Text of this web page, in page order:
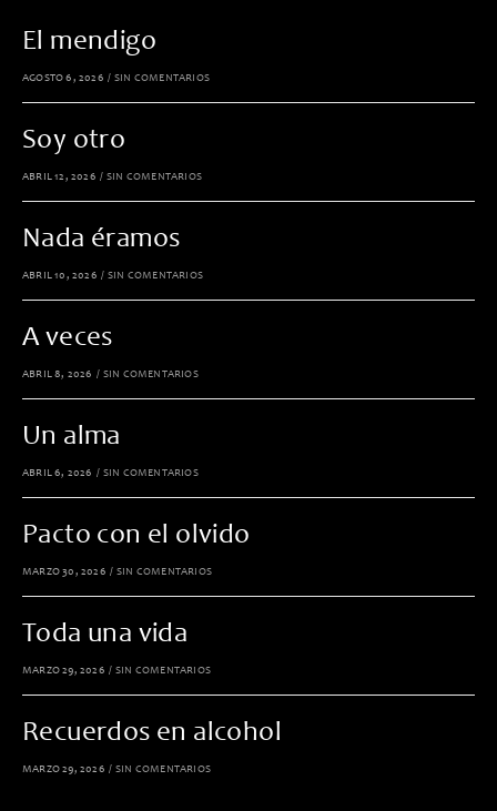
El mendigo
AGOSTO 6, 2026 / SIN COMENTARIOS
Soy otro
ABRIL 12, 2026 / SIN COMENTARIOS
Nada éramos
ABRIL 10, 2026 / SIN COMENTARIOS
A veces
ABRIL 8, 2026 / SIN COMENTARIOS
Un alma
ABRIL 6, 2026 / SIN COMENTARIOS
Pacto con el olvido
MARZO 30, 2026 / SIN COMENTARIOS
Toda una vida
MARZO 29, 2026 / SIN COMENTARIOS
Recuerdos en alcohol
MARZO 29, 2026 / SIN COMENTARIOS